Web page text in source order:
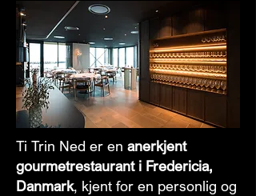
Ti Trin Ned er en anerkjent
gourmetrestaurant i Fredericia,
Danmark, kjent for en personlig og